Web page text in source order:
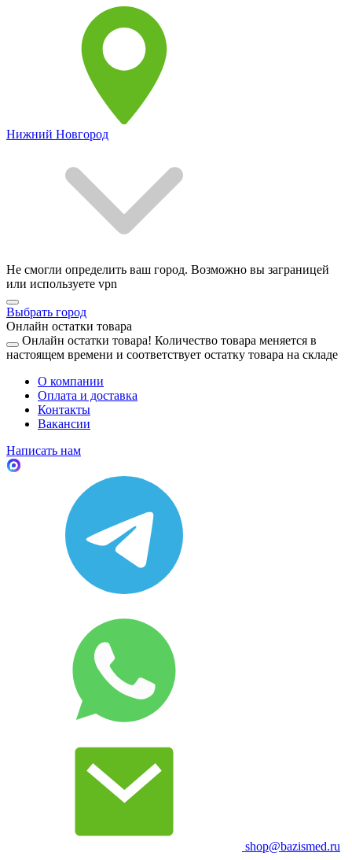
Нижний Новгород
Не смогли определить ваш город. Возможно вы заграницей
или используете vpn
Выбрать город
Онлайн остатки товара
Онлайн остатки товара! Количество товара меняется в
настоящем времени и соответствует остатку товара на складе
О компании
Оплата и доставка
Контакты
Вакансии
Написать нам
shop@bazismed.ru